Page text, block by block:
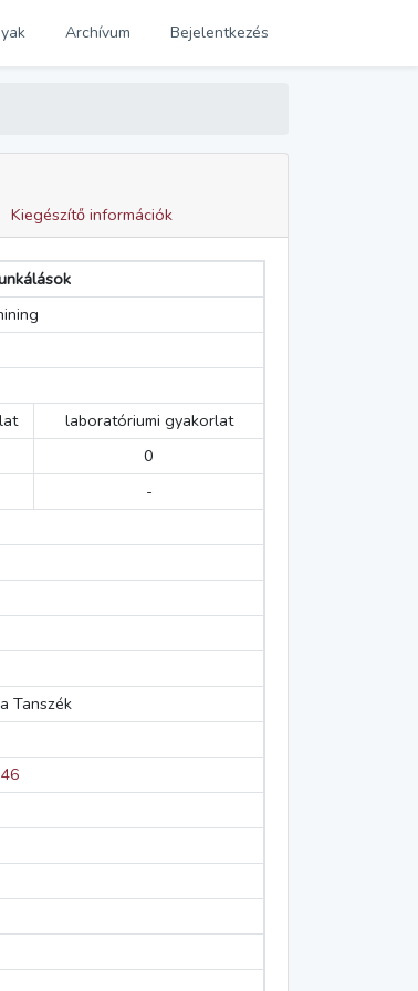
Archívum Bejelentkezés
Kiegészítő információk
laboratóriumi gyakorlat
0
-
Tanszék